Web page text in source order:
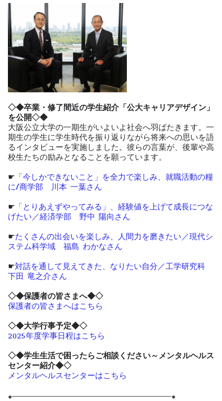
◇◆卒業・修了間近の学生紹介「公大キャリアデザイン」
を公開◇◆
大阪公立大学の一期生がいよいよ社会へ羽ばたきます。一
期生の学生に学生時代を振り返りながら将来への思いを語
るインタビューを実施しました。彼らの言葉が、後輩や高
校生たちの励みとなることを願っています。
☛ 「今しかできないこと」を全力で楽しみ、就職活動の糧
に/商学部 川本 一葉さん
☛ 「とりあえずやってみる」、経験値を上げて成長につな
げたい／経済学部 野中 陽向さん
☛たくさんの出会いを楽しみ、人間力を磨きたい／現代シ
ステム科学域 福島 わかなさん
☛対話を通して見えてきた、なりたい自分／工学研究科
下田 竜之介さん
◇◆保護者の皆さまへ◆◇
保護者の皆さまへはこちら
◇◆大学行事予定◆◇
2025年度学事日程はこちら
◇◆学生生活で困ったらご相談ください～メンタルヘルス
センター紹介◆◇
メンタルヘルスセンターはこちら
●━━━━━━━━━━━━━━━━━━━━━━━●